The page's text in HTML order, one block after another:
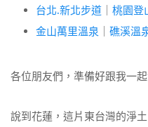
台北.新北步道
桃園登
金山萬里溫泉
礁溪溫
各位朋友們，準備好跟我一
說到花蓮，這片東台灣的淨